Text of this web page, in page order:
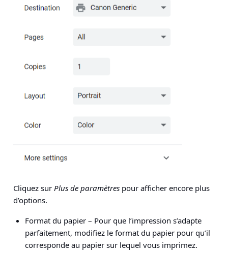
Cliquez sur Plus de paramètres pour afficher encore plus
d’options.
Format du papier– Pour que l’impression s’adapte
parfaitement, modifiez le format du papier pour qu’il
corresponde au papier sur lequel vous imprimez.